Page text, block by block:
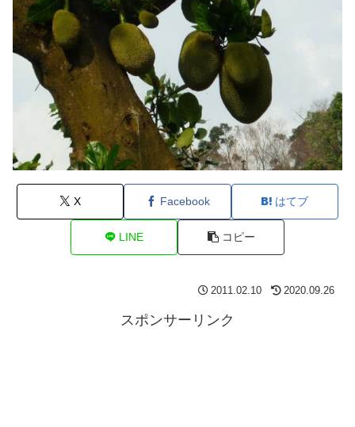
X Facebook はてブ
LINE コピー
2011.02.10 2020.09.26
スポンサーリンク